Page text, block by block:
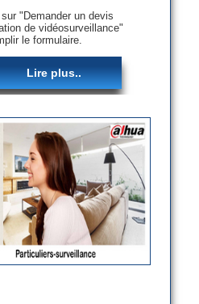
"Demander un devis
de vidéosurveillance"
le formulaire.
Lire plus..